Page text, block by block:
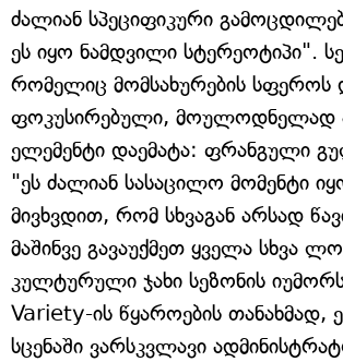
ძალიან სპეციფიკური
ეს იყო ნამდვილი სტერეოტიპი".
რომელიც მომსახურების სფეროს
ფოკუსირებული, მოულოდნელად
ელემენტი დაემატა: ფრანგული
"ეს ძალიან სასაცილო მომენტი
მივხვდით, რომ სხვაგან არსად
მაშინვე გავაუქმეთ ყველა სხვა
კულტურული ჯახი სეზონის იუმორს
Variety-ის წყაროების
სცენაში ვარსკვლავი